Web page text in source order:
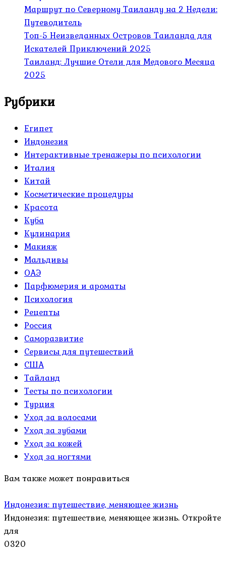
Маршрут по Северному Таиланду на 2 Недели:
Путеводитель
Топ-5 Неизведанных Островов Таиланда для
Искателей Приключений 2025
Таиланд: Лучшие Отели для Медового Месяца
2025
Рубрики
Египет
Индонезия
Интерактивные тренажеры по психологии
Италия
Китай
Косметические процедуры
Красота
Куба
Кулинария
Макияж
Мальдивы
ОАЭ
Парфюмерия и ароматы
Психология
Рецепты
Россия
Саморазвитие
Сервисы для путешествий
США
Тайланд
Тесты по психологии
Турция
Уход за волосами
Уход за зубами
Уход за кожей
Уход за ногтями
Вам также может понравиться
Индонезия: путешествие, меняющее жизнь
Индонезия: путешествие, меняющее жизнь. Откройте
для
0320